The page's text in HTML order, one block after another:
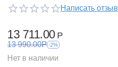
Написать отзыв
13 711.00 Р
13 990.00Р -2%
Нет в наличии